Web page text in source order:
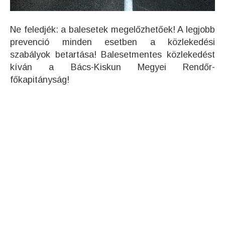
Ne feledjék: a balesetek megelőzhetőek! A legjobb
prevenció minden esetben a közlekedési
szabályok betartása! Balesetmentes közlekedést
kíván a Bács-Kiskun Megyei Rendőr-
főkapitányság!